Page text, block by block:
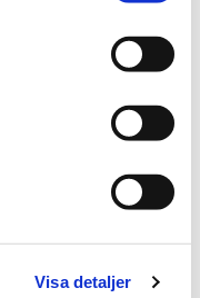
Visa detaljer